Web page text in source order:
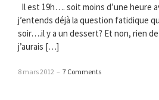
Il est 19h…. soit moins d’une heure
j’entends déjà la question fatidique
soir….il y a un dessert? Et non, rien
j’aurais […]
8 mars 2012 – 7 Comments